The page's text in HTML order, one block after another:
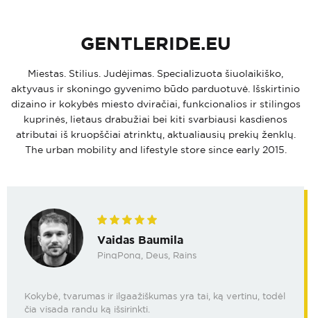
GENTLERIDE.EU
Miestas. Stilius. Judėjimas. Specializuota šiuolaikiško,
aktyvaus ir skoningo gyvenimo būdo parduotuvė. Išskirtinio
dizaino ir kokybės miesto dviračiai, funkcionalios ir stilingos
kuprinės, lietaus drabužiai bei kiti svarbiausi kasdienos
atributai iš kruopščiai atrinktų, aktualiausių prekių ženklų.
The urban mobility and lifestyle store since early 2015.
Vaidas Baumila
PinqPonq, Deus, Rains
Kokybė, tvarumas ir ilgaažiškumas yra tai, ką vertinu, todėl
čia visada randu ką išsirinkti.